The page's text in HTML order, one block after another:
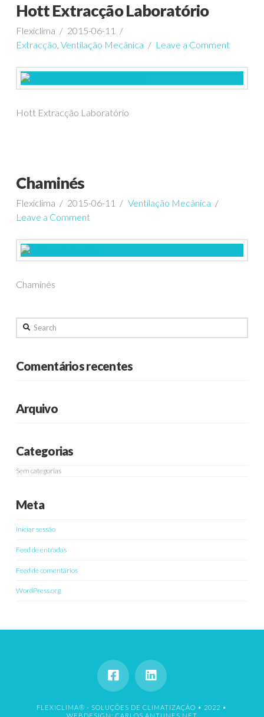
Hott Extracção Laboratório
Flexiclima
2015-06-11
Extracção, Ventilação Mecânica Leave a Comment
Hott Extracção Laboratório
Chaminés
Flexiclima 2015-06-11
Ventilação Mecânica
Leave a Comment
Chaminés
Search
Comentários recentes
Arquivo
Categorias
Sem categorias
Meta
Iniciar sessão
Feed de entradas
Feed de comentários
WordPress.org
FLEXICLIMA® - SOLUÇÕES DE CLIMATIZAÇÃO • 2022 •